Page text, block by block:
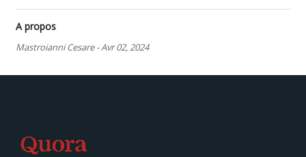
A propos
Mastroianni Cesare-Avr 02, 2024